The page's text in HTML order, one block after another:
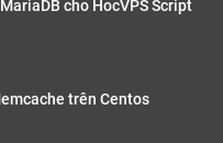
cho HocVPS Script
trên Centos